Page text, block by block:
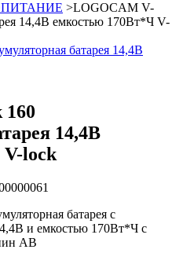
>LOGOCAM V-
14,4В емкостью 170Вт*Ч V-
14,4В
lock
батарея с
и емкостью 170Вт*Ч c
АВ